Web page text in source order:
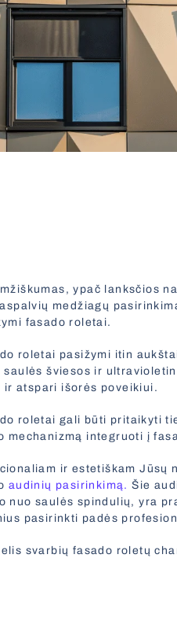
ypač lanksčios
medžiagų
fasado roletai.
roletai pasižymi itin
saulės šviesos ir
ir atspari išorės poveikiui.
roletai gali būti pritaikyti
mechanizmą integruoti į
ir estetiškam Jūsų
audinių pasirinkimą. Šie
nuo saulės spindulių, yra
pasirinkti padės
svarbių fasado roletų